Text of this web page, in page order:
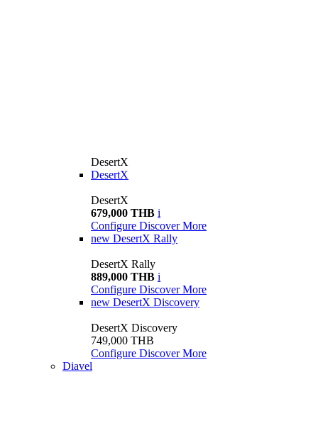
DesertX
DesertX
DesertX
679,000 THB i
Configure Discover More
new DesertX Rally
DesertX Rally
889,000 THB i
Configure Discover More
new DesertX Discovery
DesertX Discovery
749,000 THB
Configure Discover More
Diavel